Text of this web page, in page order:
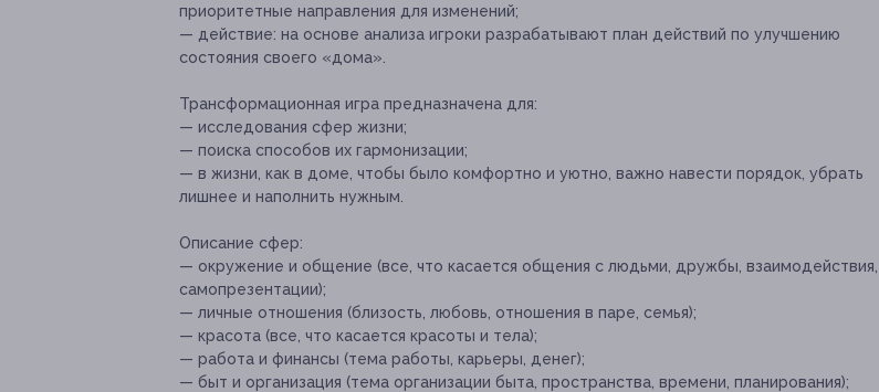
приоритетные направления для изменений;
— действие: на основе анализа игроки разрабатывают план действий по улучшению
состояния своего «дома».
Трансформационная игра предназначена для:
— исследования сфер жизни;
— поиска способов их гармонизации;
— в жизни, как в доме, чтобы было комфортно и уютно, важно навести порядок, убрать
лишнее и наполнить нужным.
Описание сфер:
— окружение и общение (все, что касается общения с людьми, дружбы, взаимодействия,
самопрезентации);
— личные отношения (близость, любовь, отношения в паре, семья);
— красота (все, что касается красоты и тела);
— работа и финансы (тема работы, карьеры, денег);
— быт и организация (тема организации быта, пространства, времени, планирования);